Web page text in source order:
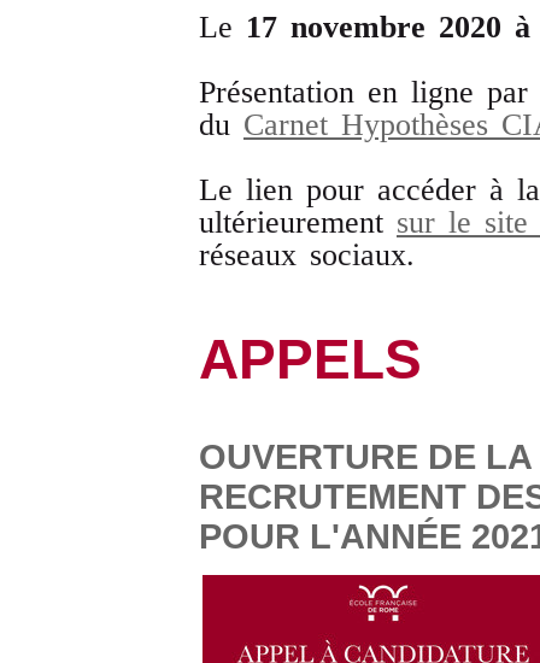
Le 17 novembre 2020 à
Présentation en ligne
du Carnet Hypothèses
Le lien pour accéder à
ultérieurement sur le site
réseaux sociaux.
APPELS
OUVERTURE DE
RECRUTEMENT
POUR L'ANNÉE